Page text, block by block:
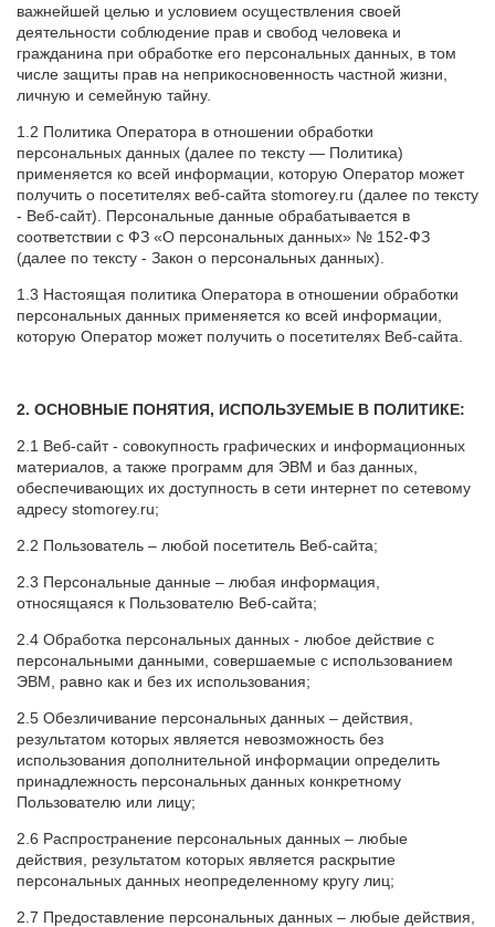
важнейшей целью и условием осуществления своей
деятельности соблюдение прав и свобод человека и
гражданина при обработке его персональных данных, в том
числе защиты прав на неприкосновенность частной жизни,
личную и семейную тайну.
1.2 Политика Оператора в отношении обработки
персональных данных (далее по тексту — Политика)
применяется ко всей информации, которую Оператор может
получить о посетителях веб-сайта stomorey.ru (далее по тексту
- Веб-сайт). Персональные данные обрабатывается в
соответствии с ФЗ «О персональных данных» № 152-ФЗ
(далее по тексту - Закон о персональных данных).
1.3 Настоящая политика Оператора в отношении обработки
персональных данных применяется ко всей информации,
которую Оператор может получить о посетителях Веб-сайта.
2. ОСНОВНЫЕ ПОНЯТИЯ, ИСПОЛЬЗУЕМЫЕ В ПОЛИТИКЕ:
2.1 Веб-сайт - совокупность графических и информационных
материалов, а также программ для ЭВМ и баз данных,
обеспечивающих их доступность в сети интернет по сетевому
адресу stomorey.ru;
2.2 Пользователь – любой посетитель Веб-сайта;
2.3 Персональные данные – любая информация,
относящаяся к Пользователю Веб-сайта;
2.4 Обработка персональных данных - любое действие с
персональными данными, совершаемые с использованием
ЭВМ, равно как и без их использования;
2.5 Обезличивание персональных данных – действия,
результатом которых является невозможность без
использования дополнительной информации определить
принадлежность персональных данных конкретному
Пользователю или лицу;
2.6 Распространение персональных данных – любые
действия, результатом которых является раскрытие
персональных данных неопределенному кругу лиц;
2.7 Предоставление персональных данных – любые действия,